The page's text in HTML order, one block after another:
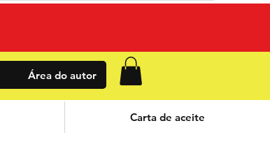
Área do autor
Carta de aceite